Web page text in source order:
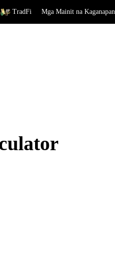
TradFi Mga Mainit na Kaganapan